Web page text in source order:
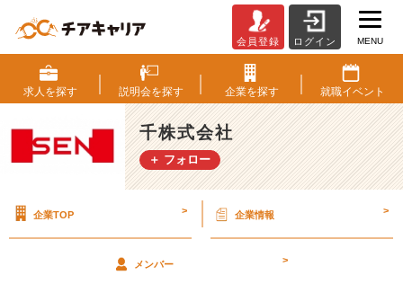
ご
と
の
お
と
も
ね
会員登録 ログイン MENU
求人を探す 説明会を探す 企業を探す 就職イベント
千株式会社
＋ フォロー
企業TOP > 企業情報 >
メンバー >